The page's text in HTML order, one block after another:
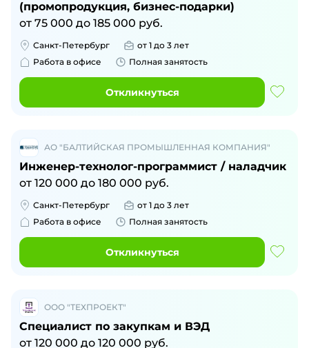
(промопродукция, бизнес-подарки)
от 75 000 до 185 000 руб.
Санкт-Петербург
от 1 до 3 лет
Работа в офисе
Полная занятость
Откликнуться
АО "БАЛТИЙСКАЯ ПРОМЫШЛЕННАЯ КОМПАНИЯ"
Инженер-технолог-программист / наладчик
от 120 000 до 180 000 руб.
Санкт-Петербург
от 1 до 3 лет
Работа в офисе
Полная занятость
Откликнуться
ООО "ТЕХПРОЕКТ"
Специалист по закупкам и ВЭД
от 120 000 до 120 000 руб.